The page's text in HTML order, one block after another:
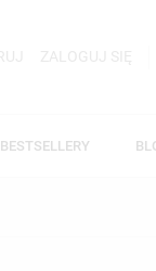
BESTSELLERY